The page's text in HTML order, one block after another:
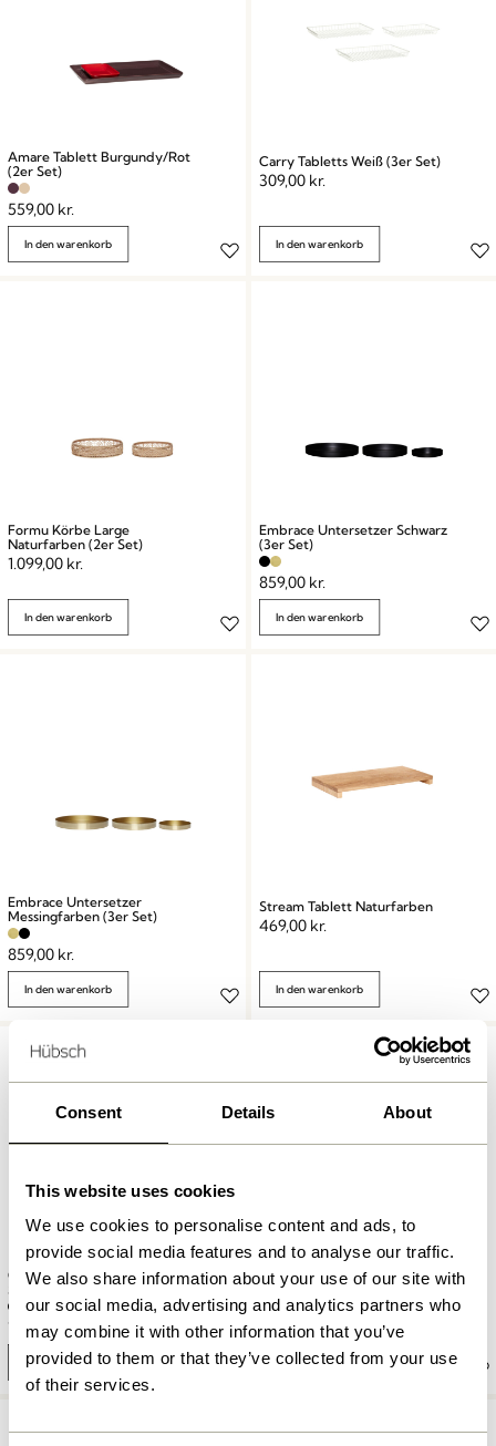
Consent Details About
This website uses cookies
We use cookies to personalise content and ads, to
provide social media features and to analyse our traffic.
We also share information about your use of our site with
our social media, advertising and analytics partners who
may combine it with other information that you’ve
provided to them or that they’ve collected from your use
of their services.
Amare Tablett Burgundy/Rot
(2er Set)
559,00 kr.
In den warenkorb
Carry Tabletts Weiß (3er Set)
309,00 kr.
In den warenkorb
Formu Körbe Large
Naturfarben (2er Set)
1.099,00 kr.
In den warenkorb
Embrace Untersetzer Schwarz
(3er Set)
859,00 kr.
In den warenkorb
Embrace Untersetzer
Messingfarben (3er Set)
859,00 kr.
In den warenkorb
Stream Tablett Naturfarben
469,00 kr.
In den warenkorb
Grand Tabletts Schwarz (2er
Set)
1.249,00kr.
In den warenkorb
Bow Schalen Grau (2er Set)
749,00kr.
In den warenkorb